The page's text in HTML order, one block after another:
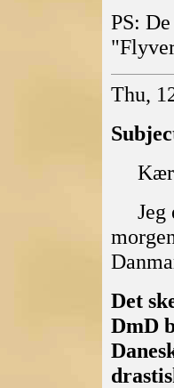
PS:
Thu,
Jeg
Det
DmD